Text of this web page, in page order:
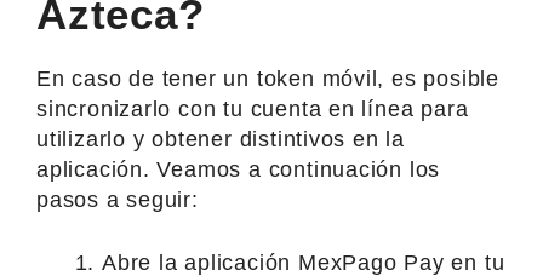
Azteca?
En caso de tener un token móvil, es posible
sincronizarlo con tu cuenta en línea para
utilizarlo y obtener distintivos en la
aplicación. Veamos a continuación los
pasos a seguir:
Abre la aplicación MexPago Pay en tu